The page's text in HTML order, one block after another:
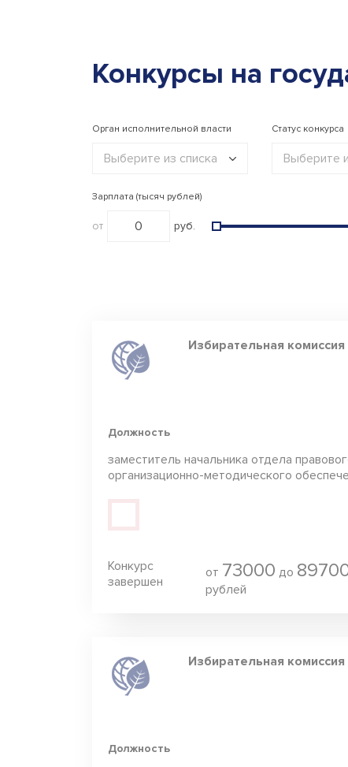
Конкурсы на
Орган исполнительной власти
Выберите из списка
сфера
Природа
Строительство
Цифровые
технологии
Иные
Статус конкурса
Выберите
Зарплата (тысяч рублей)
от руб.
Избирательная
Должность
заместитель начальника отдела
организационно-методического
Конкурс
завершен
от 73000 до
рублей
Избирательная
Должность